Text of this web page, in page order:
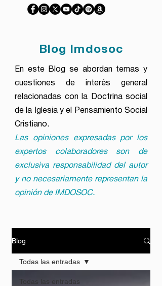
Blog Imdosoc
En este Blog se abordan temas y
cuestiones de interés general
relacionadas con la Doctrina social
de la Iglesia y el Pensamiento Social
Cristiano.
Las opiniones expresadas por los
expertos colaboradores son de
exclusiva responsabilidad del autor
y no necesariamente representan la
opinión de IMDOSOC.
Blog
Todas las entradas
Todas las entradas